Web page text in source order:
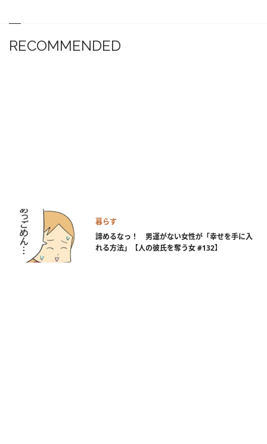
RECOMMENDED
暮らす
諦めるなっ！ 男運がない女性が「幸せを手に入
れる方法」【人の彼氏を奪う女 #132】